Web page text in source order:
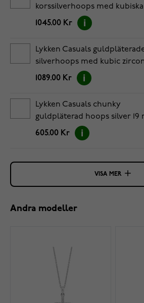
korssilverhoops med kubiska
zirkonia
1045.00 Kr
Lykken Casuals
silverhoops med kubic
hänge
1089.00 Kr
Lykken Casuals chunky
guldpläterad hoops silver 19
605.00 Kr
VISA MER
Andra modeller